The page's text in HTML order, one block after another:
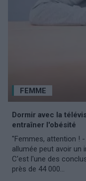
FEMME
Dormir avec la
entraîner l'obésité
"Femmes, attention !
allumée peut avoir un
C'est l'une des
près de 44 000...